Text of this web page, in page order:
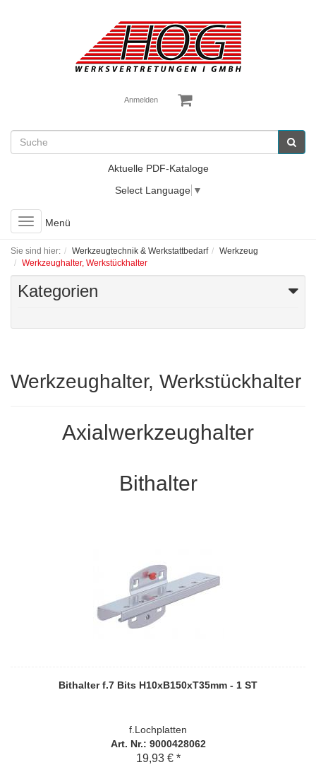
Anmelden
Aktuelle PDF-Kataloge
Select Language ▼
Toggle
navigation
Menü
Sie sind hier: Werkzeugtechnik & Werkstattbedarf
Werkzeug
Werkzeughalter, Werkstückhalter
Kategorien
Werkzeughalter, Werkstückhalter
Axialwerkzeughalter
Bithalter
Bithalter f.7 Bits H10xB150xT35mm - 1 ST
f.Lochplatten
Art. Nr.: 9000428062
19,93 € *